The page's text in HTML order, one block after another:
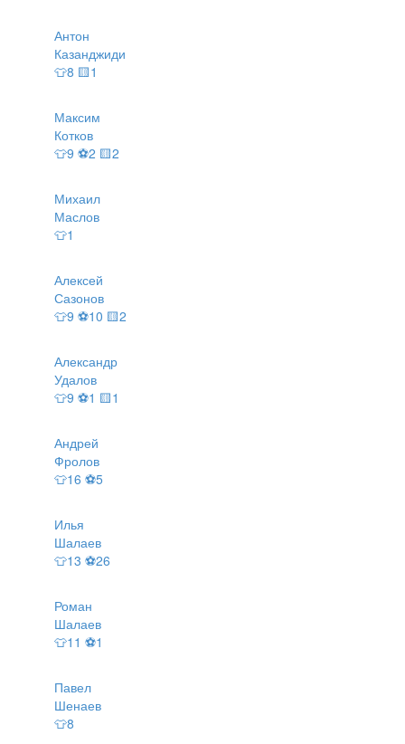
Антон
Казанджиди
👕8 🟨1
Максим
Котков
👕9 ⚽2 🟨2
Михаил
Маслов
👕1
Алексей
Сазонов
👕9 ⚽10 🟨2
Александр
Удалов
👕9 ⚽1 🟨1
Андрей
Фролов
👕16 ⚽5
Илья
Шалаев
👕13 ⚽26
Роман
Шалаев
👕11 ⚽1
Павел
Шенаев
👕8